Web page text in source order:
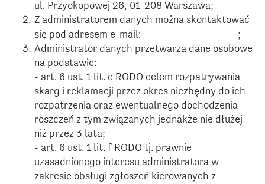
ul. Przyokopowej 26, 01-208 Warszawa;
Z administratorem danych można skontaktować
się pod adresem e-mail:
;
Administrator danych przetwarza dane osobowe
na podstawie:
- art. 6 ust. 1 lit. c RODO celem rozpatrywania
skarg i reklamacji przez okres niezbędny do ich
rozpatrzenia oraz ewentualnego dochodzenia
roszczeń z tym związanych jednakże nie dłużej
niż przez 3 lata;
- art. 6 ust. 1 lit. f RODO tj. prawnie
uzasadnionego interesu administratora w
zakresie obsługi zgłoszeń kierowanych z